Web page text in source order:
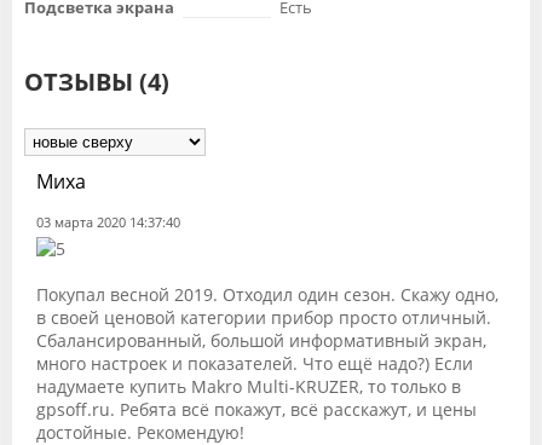
Подсветка экрана
Есть
ОТЗЫВЫ (4)
Миха
03 марта 2020 14:37:40
Покупал весной 2019. Отходил один сезон. Скажу одно,
в своей ценовой категории прибор просто отличный.
Сбалансированный, большой информативный экран,
много настроек и показателей. Что ещё надо?) Если
надумаете купить Makro Multi-KRUZER, то только в
gpsoff.ru. Ребята всё покажут, всё расскажут, и цены
достойные. Рекомендую!